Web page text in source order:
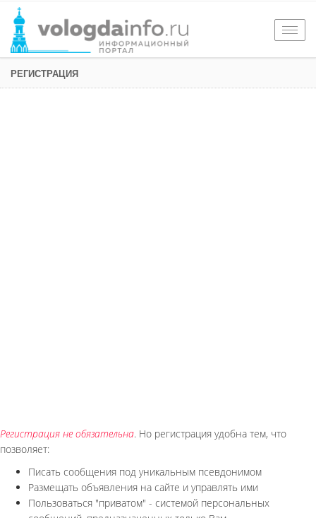
РЕГИСТРАЦИЯ
Регистрация не обязательна. Но регистрация удобна тем, что
позволяет:
Писать сообщения под уникальным псевдонимом
Размещать объявления на сайте и управлять ими
Пользоваться "приватом" - системой персональных